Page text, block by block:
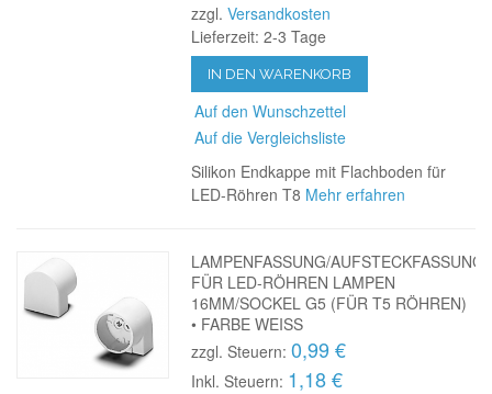
zzgl.Versandkosten
Lieferzeit: 2-3 Tage
IN DEN WARENKORB
Auf den Wunschzettel
Auf die Vergleichsliste
Silikon Endkappe mit Flachboden für
LED-Röhren T8 Mehr erfahren
LAMPENFASSUNG/AUFSTECKFASSUNG
FÜR LED-RÖHREN LAMPEN
16MM/SOCKEL G5 (FÜR T5 RÖHREN)
• FARBE WEISS
zzgl. Steuern: 0,99 €
Inkl. Steuern: 1,18 €